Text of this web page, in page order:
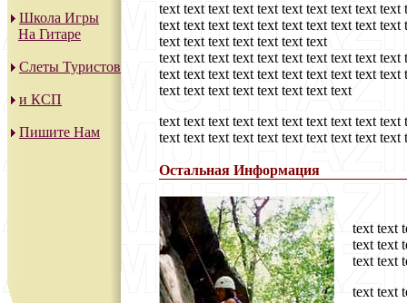
Школа Игры
На Гитаре
Слеты Туристов
и КСП
Пишите Нам
text text text text text text text text text text
text text text text text text text text text text
text text text text text text text
text text text text text text text text text
text text text text text text text text text
text text text text text text text text
text text text text text text text text text
text text text text text text text text text
Остальная Информация
text text
text text
text text
text text